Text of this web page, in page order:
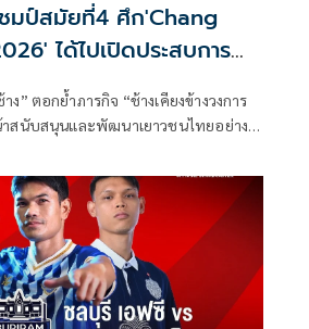
มป์สมัยที่4 ศึก'Chang
ได้ไปเปิดประสบการณ์
ง” ตอกย้ำภารกิจ “ช้างเคียงข้างวงการ
สนับสนุนและพัฒนาเยาวชนไทยอย่าง
วตามความฝัน ในรายการ “Chang
สุดของรายการแข่งขัน มุ่งมั่นพัฒนา
Prize สุดเอ็กซ์คลูซีฟ พร้อม "Most
“Chang Sportsmanship Awards”
ระสบการณ์ระดับโลกที่ประเทศอังกฤษ